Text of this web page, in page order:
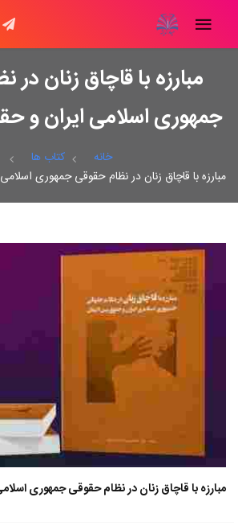
مبارزه با قاچاق زنان
جمهوری اسلامی ایران و
خانه
کتاب ها
مبارزه با قاچاق زنان در نظام حقوقی جمهوری
مبارزه با قاچاق زنان در نظام حقوقی جمهوری